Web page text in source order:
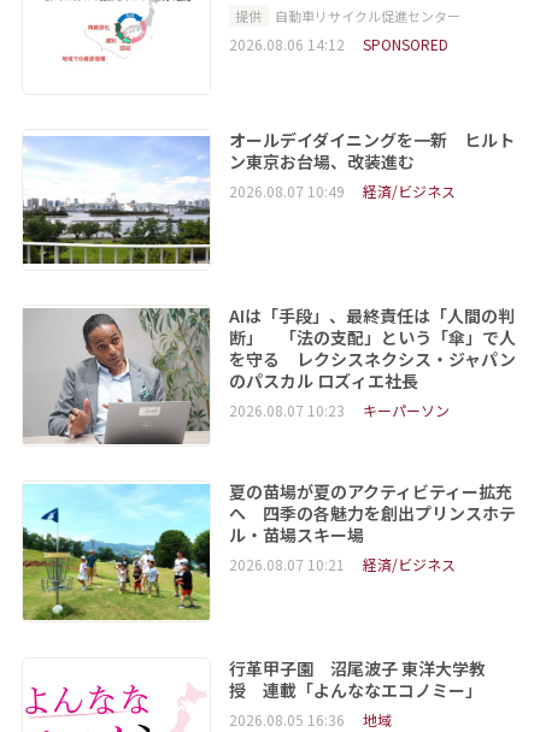
提供 自動車リサイクル促進センター
2026.08.06 14:12 SPONSORED
オールデイダイニングを一新 ヒルト
ン東京お台場、改装進む
2026.08.07 10:49 経済/ビジネス
AIは「手段」、最終責任は「人間の判
断」 「法の支配」という「傘」で人
を守る レクシスネクシス・ジャパン
のパスカル ロズィエ社長
2026.08.07 10:23 キーパーソン
夏の苗場が夏のアクティビティー拡充
へ 四季の各魅力を創出プリンスホテ
ル・苗場スキー場
2026.08.07 10:21 経済/ビジネス
行革甲子園 沼尾波子 東洋大学教
授 連載「よんななエコノミー」
2026.08.05 16:36 地域